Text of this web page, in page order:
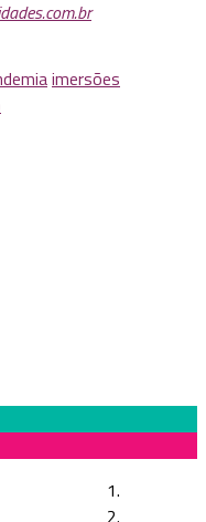
imersões